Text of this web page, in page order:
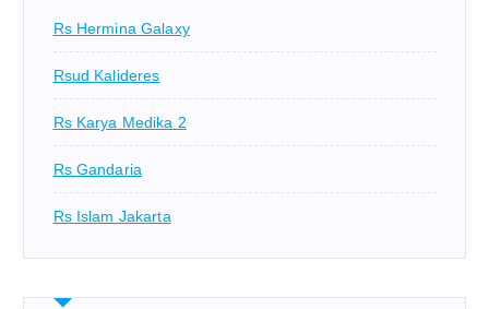
Rs Hermina Galaxy
Rsud Kalideres
Rs Karya Medika 2
Rs Gandaria
Rs Islam Jakarta